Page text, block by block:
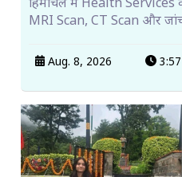
हिमाचल में Health Services
MRI Scan, CT Scan और
Aug. 8, 2026 3:57